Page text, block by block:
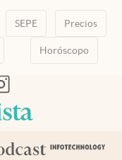
SEPE Precios
Horóscopo
pestaña
nueva pestaña
en nueva pestaña
abre en nueva pestaña